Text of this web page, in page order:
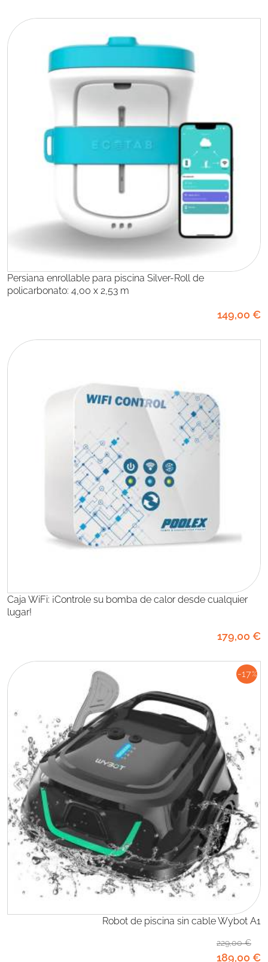
Persiana enrollable para piscina Silver-Roll de
policarbonato: 4,00 x 2,53 m
149,00 €
Caja WiFi: ¡Controle su bomba de calor desde cualquier
lugar!
179,00 €
Robot de piscina sin cable Wybot A1
229,00€
189,00 €
-17%